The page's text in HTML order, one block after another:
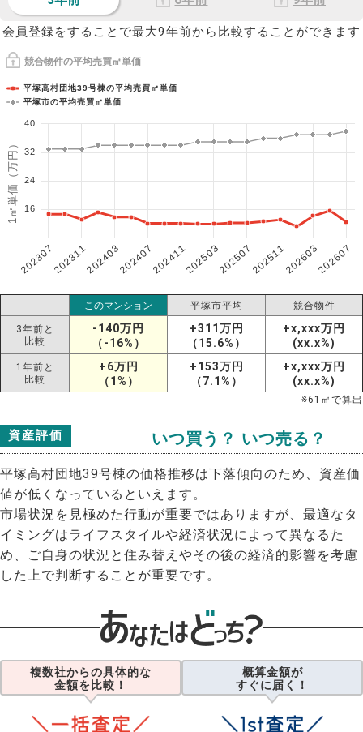
会員登録をすることで最大9年前から比較することができます
競合物件の平均売買㎡単価
1㎡単価（万円）
平塚高村団地39号棟の平均売買㎡単価
平塚市の平均売買㎡単価
202307202311202403202407202411202503202507202511202603202607
16
24
32
40
このマンション 平塚市平均 競合物件
3年前と
比較
-140万円
（-16%）
+311万円
（15.6%）
+x,xxx万円
(xx.x%)
1年前と
比較
+6万円
（1%）
+153万円
（7.1%）
+x,xxx万円
(xx.x%)
※61 ㎡で算出
資産評価 いつ買う？ いつ売る？
平塚高村団地39号棟の価格推移は下落傾向のため、資産価
値が低くなっているといえます。
市場状況を見極めた行動が重要ではありますが、最適なタ
イミングはライフスタイルや経済状況によって異なるた
め、ご自身の状況と住み替えやその後の経済的影響を考慮
した上で判断することが重要です。
複数社からの具体的な
金額を比較！
概算金額が
すぐに届く！